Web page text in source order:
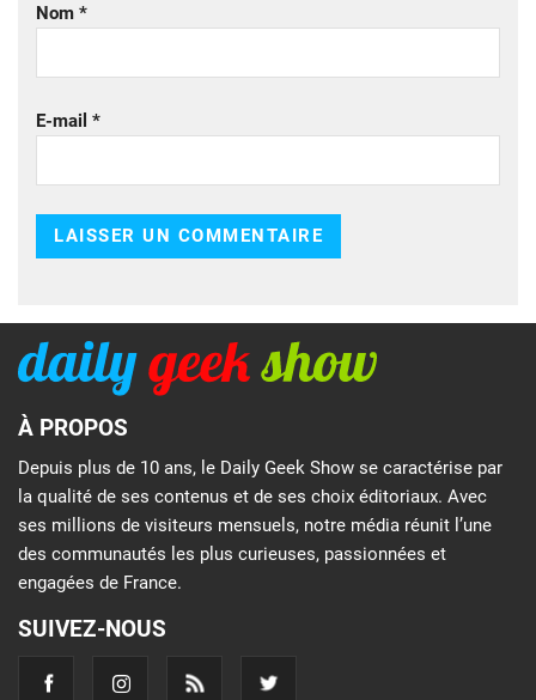
Nom *
E-mail *
À PROPOS
Depuis plus de 10 ans, le Daily Geek Show se caractérise par
la qualité de ses contenus et de ses choix éditoriaux. Avec
ses millions de visiteurs mensuels, notre média réunit l’une
des communautés les plus curieuses, passionnées et
engagées de France.
SUIVEZ-NOUS